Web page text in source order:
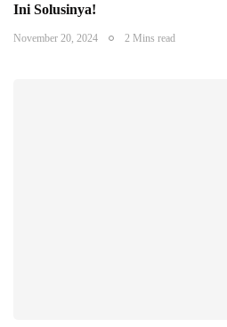
Ini Solusinya!
November 20, 2024 2 Mins read